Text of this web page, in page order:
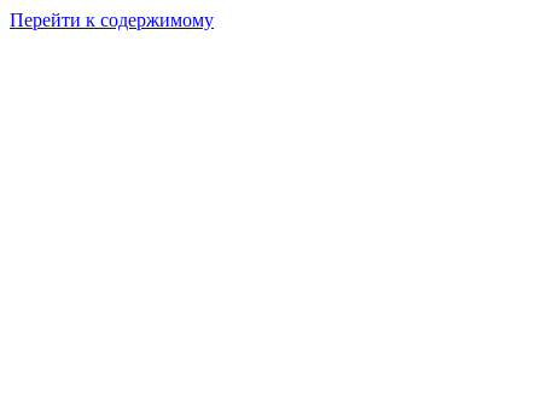
Перейти к содержимому